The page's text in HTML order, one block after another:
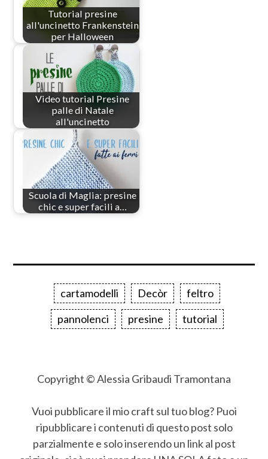
Tutorial presine
all'uncinetto Frankenstein
per Halloween
Video tutorial Presine
palle di Natale
all'uncinetto
Scuola di Maglia: presine
chic e super facili a…
cartamodelli Decòr
feltro
pannolenci
presine tutorial
Copyright © Alessia Gribaudi Tramontana
Vuoi pubblicare il mio craft sul tuo blog? Puoi
ripubblicare i contenuti di questo post solo
parzialmente e solo inserendo un link al post